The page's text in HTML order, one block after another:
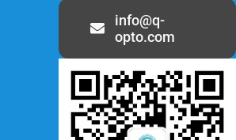
info@q-
opto.com